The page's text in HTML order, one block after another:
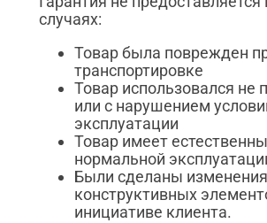
случаях:
Товар была поврежден
транспортировке
Товар использовался не
или с нарушением
эксплуатации
Товар имеет
нормальной
Были сделаны
конструктивных
инициативе клиента.